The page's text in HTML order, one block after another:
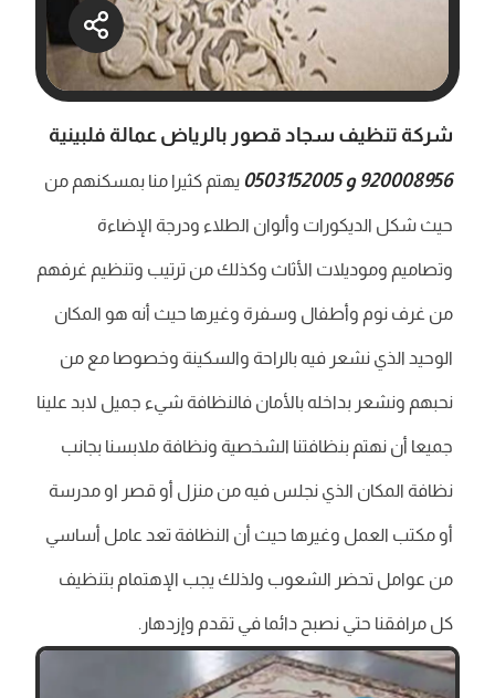
شركة تنظيف سجاد قصور بالرياض عمالة فلبينية
920008956 و0503152005‬ يهتم كثيرا منا بمسكنهم من
حيث شكل الديكورات وألوان الطلاء ودرجة الإضاءة
وتصاميم وموديلات الأثاث وكذلك من ترتيب وتنظيم غرفهم
من غرف نوم وأطفال وسفرة وغيرها حيث أنه هو المكان
الوحيد الذي نشعر فيه بالراحة والسكينة وخصوصا مع من
نحبهم ونشعر بداخله بالأمان فالنظافة شيء جميل لابد علينا
جميعا أن نهتم بنظافتنا الشخصية ونظافة ملابسنا بجانب
نظافة المكان الذي نجلس فيه من منزل أو قصر او مدرسة
أو مكتب العمل وغيرها حيث أن النظافة تعد عامل أساسي
من عوامل تحضر الشعوب ولذلك يجب الإهتمام بتنظيف
كل مرافقنا حتي نصبح دائما في تقدم وإزدهار.